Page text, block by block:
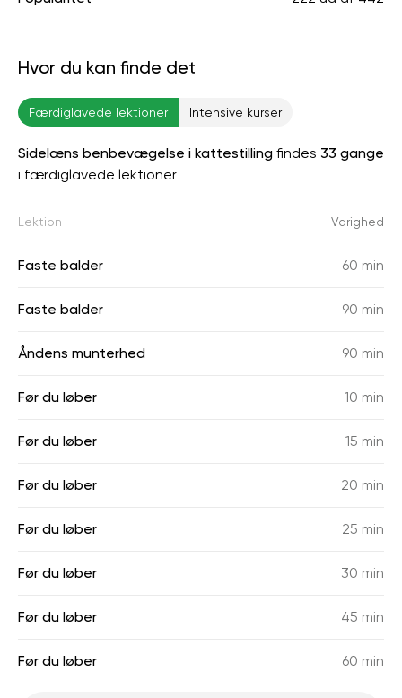
Hvor du kan finde det
Færdiglavede lektioner Intensive kurser
Sidelæns benbevægelse i kattestilling findes 33 gange
i færdiglavede lektioner
Lektion Varighed
Faste balder 60 min
Faste balder 90 min
Åndens munterhed 90 min
Før du løber 10 min
Før du løber 15 min
Før du løber 20 min
Før du løber 25 min
Før du løber 30 min
Før du løber 45 min
Før du løber 60 min